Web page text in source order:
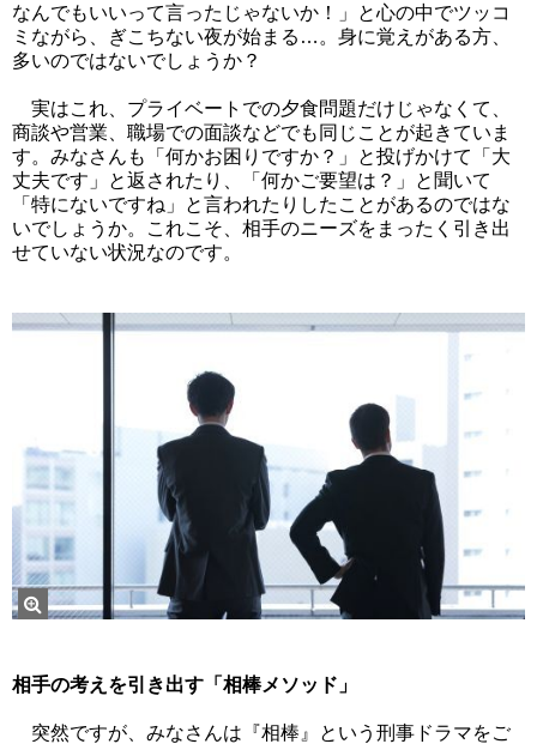
なんでもいいって言ったじゃないか！」と心の中でツッコ
ミながら、ぎこちない夜が始まる…。身に覚えがある方、
多いのではないでしょうか？
実はこれ、プライベートでの夕食問題だけじゃなくて、
商談や営業、職場での面談などでも同じことが起きていま
す。みなさんも「何かお困りですか？」と投げかけて「大
丈夫です」と返されたり、「何かご要望は？」と聞いて
「特にないですね」と言われたりしたことがあるのではな
いでしょうか。これこそ、相手のニーズをまったく引き出
せていない状況なのです。
相手の考えを引き出す「相棒メソッド」
突然ですが、みなさんは『相棒』という刑事ドラマをご